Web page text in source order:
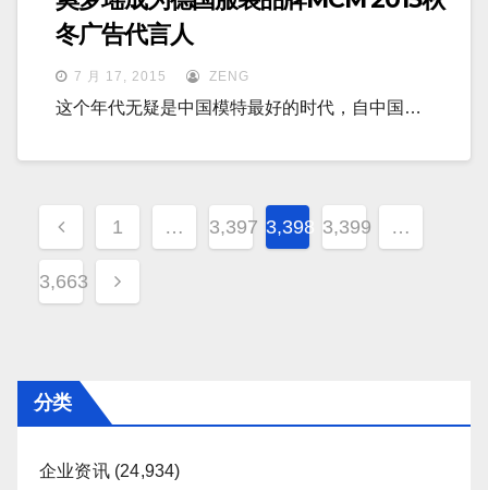
冬广告代言人
7 月 17, 2015 ZENG
这个年代无疑是中国模特最好的时代，自中国…
文
章
分
1 … 3,397 3,398 3,399 …
3,663
分类
企业资讯(24,934)